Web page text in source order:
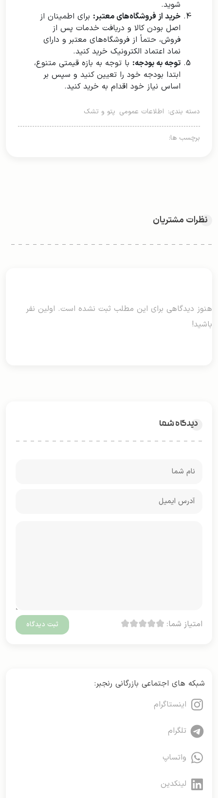
شوید.
خرید از فروشگاه‌های معتبر: برای اطمینان از
اصل بودن کالا و دریافت خدمات پس از
فروش، حتماً از فروشگاه‌های معتبر و دارای
نماد اعتماد الکترونیک خرید کنید.
توجه به بودجه: با توجه به بازه قیمتی متنوع،
ابتدا بودجه خود را تعیین کنید و سپس بر
اساس نیاز خود اقدام به خرید کنید.
دسته بندی: اطلاعات عمومی پتو و تشک
برچسب ها:
نظرات مشتریان
هنوز دیدگاهی برای این مطلب ثبت نشده است. اولین نفر
باشید!
دیدگاه شما
امتیاز شما:
شبکه های اجتماعی بازرگانی رنجبر:
اینستاگرام
تلگرام
واتساپ
لینکدین